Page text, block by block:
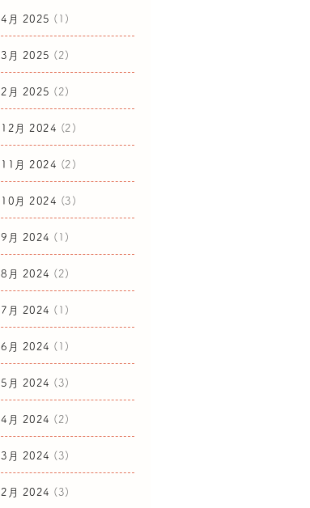
4月 2025 (1)
3月 2025 (2)
2月 2025 (2)
12月 2024 (2)
11月 2024 (2)
10月 2024 (3)
9月 2024 (1)
8月 2024 (2)
7月 2024 (1)
6月 2024 (1)
5月 2024 (3)
4月 2024 (2)
3月 2024 (3)
2月 2024 (3)